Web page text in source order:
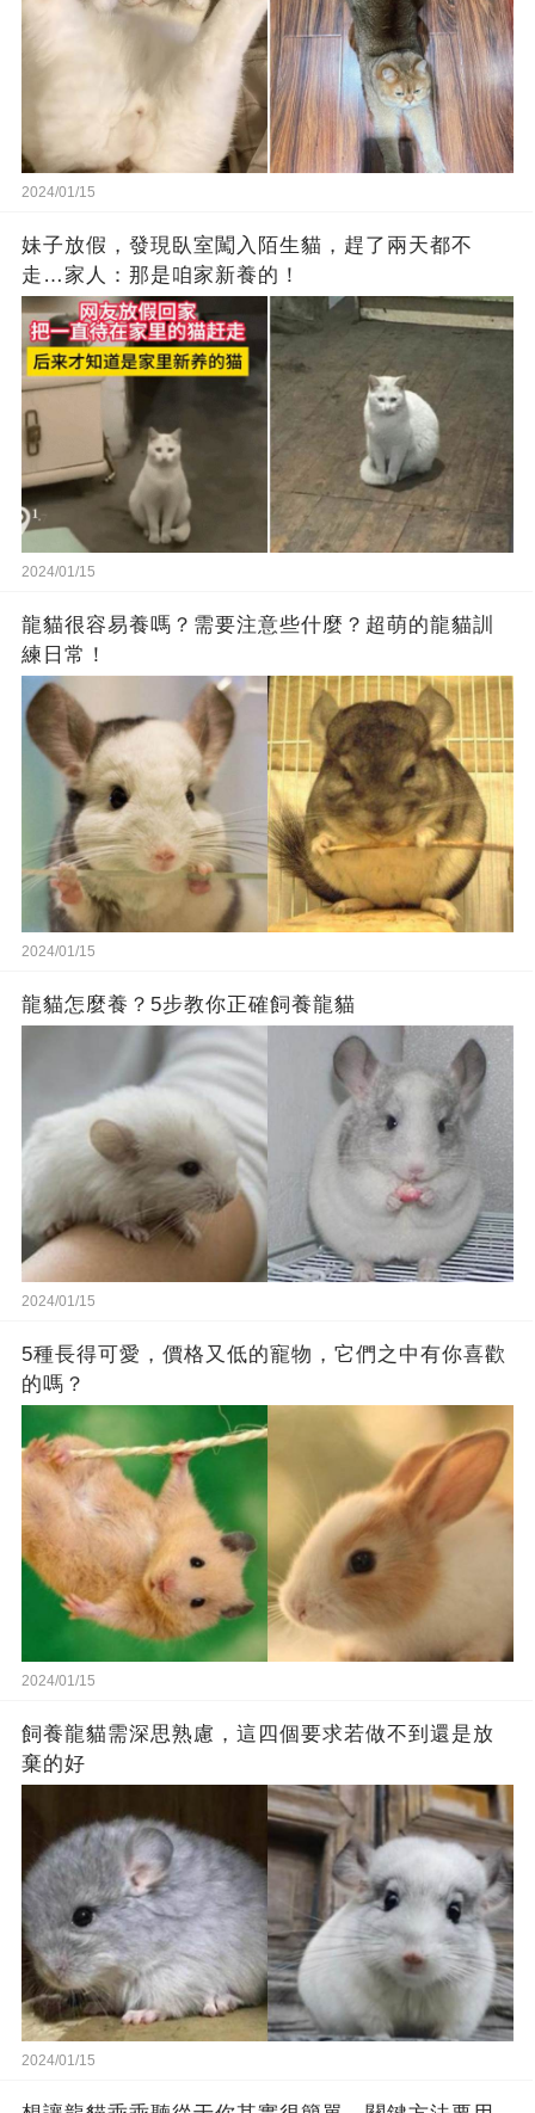
2024/01/15
妹子放假，發現臥室闖入陌生貓，趕了兩天都不
走…家人：那是咱家新養的！
2024/01/15
龍貓很容易養嗎？需要注意些什麼？超萌的龍貓訓
練日常！
2024/01/15
龍貓怎麼養？5步教你正確飼養龍貓
2024/01/15
5種長得可愛，價格又低的寵物，它們之中有你喜歡
的嗎？
2024/01/15
飼養龍貓需深思熟慮，這四個要求若做不到還是放
棄的好
2024/01/15